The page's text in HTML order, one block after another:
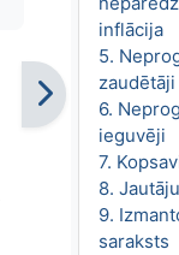
inflācija
5.
zaudētāji
6.
ieguvēji
7.
8.
9.
saraksts